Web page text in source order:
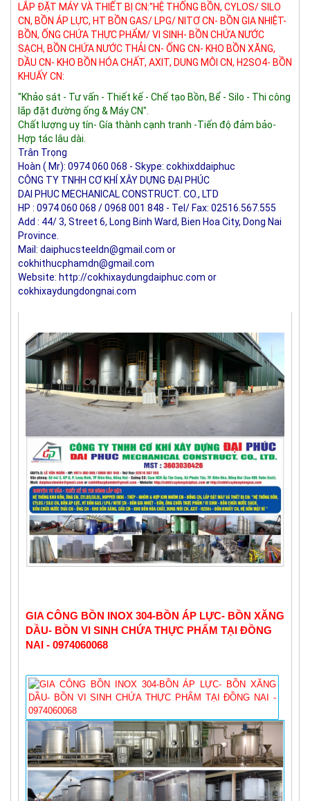
LẮP ĐẶT MÁY VÀ THIẾT BỊ CN:"HỆ THỐNG BỒN, CYLOS/ SILO
CN, BỒN ÁP LỰC, HT BỒN GAS/ LPG/ NITƠ CN- BỒN GIA NHIỆT-
BỒN, ỐNG CHỨA THỰC PHẨM/ VI SINH- BỒN CHỨA NƯỚC
SẠCH, BỒN CHỨA NƯỚC THẢI CN- ỐNG CN- KHO BỒN XĂNG,
DẦU CN- KHO BỒN HÓA CHẤT, AXIT, DUNG MÔI CN, H2SO4- BỒN
KHUẤY CN:
"Khảo sát - Tư vấn - Thiết kế - Chế tạo Bồn, Bể - Silo - Thi công
lắp đặt đường ống & Máy CN".
Chất lượng uy tín- Gía thành cạnh tranh -Tiến độ đảm bảo-
Hợp tác lâu dài.
Trân Trọng
Hoàn ( Mr): 0974 060 068 - Skype: cokhixddaiphuc
CÔNG TY TNHH CƠ KHÍ XÂY DỰNG ĐẠI PHÚC
DAI PHUC MECHANICAL CONSTRUCT. CO., LTD
HP : 0974 060 068 / 0968 001 848 - Tel/ Fax: 02516.567.555
Add : 44/ 3, Street 6, Long Binh Ward, Bien Hoa City, Dong Nai
Province.
Mail: daiphucsteeldn@gmail.com or
cokhithucphamdn@gmail.com
Website: http://cokhixaydungdaiphuc.com or
cokhixaydungdongnai.com
GIA CÔNG BỒN INOX 304-BỒN ÁP LỰC- BỒN XĂNG
DẦU- BỒN VI SINH CHỨA THỰC PHẨM TẠI ĐỒNG
NAI - 0974060068